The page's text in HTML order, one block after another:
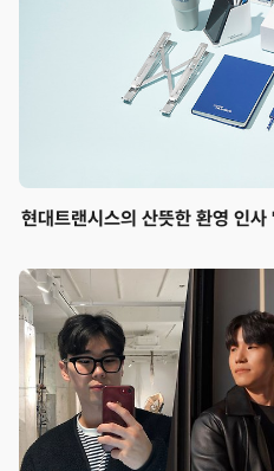
현대트랜시스의 산뜻한 환영 인사